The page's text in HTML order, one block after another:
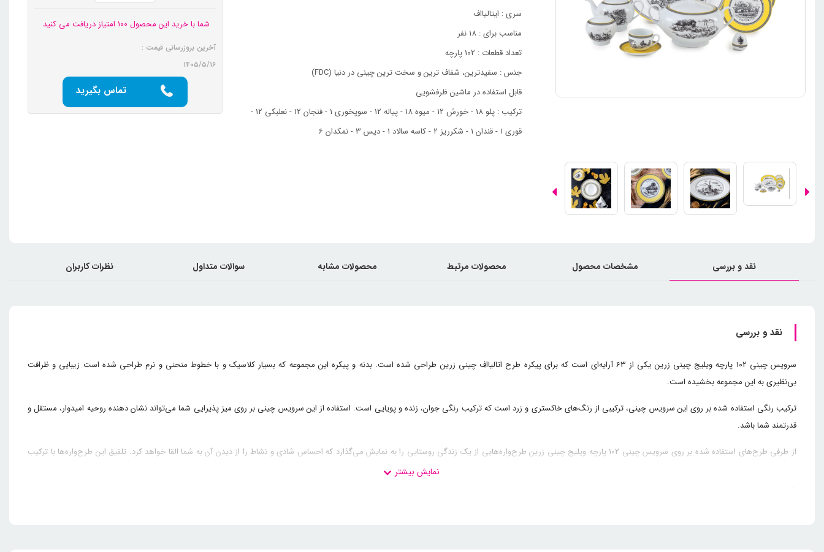
سری : ایتالیااف
مناسب برای : 18 نفر
تعداد قطعات : 102 پارچه
جنس : سفیدترین، شفاف ترین و سخت ترین چینی در دنیا (FDC)
قابل استفاده در ماشین ظرفشویی
ترکیب : پلو 18 - خورش 12 - میوه 18 - پیاله 12 - سوپخوری 1 - فنجان 12 - نعلبکی 12 -
قوری 1 - قندان 1 - شکرریز 2 - کاسه سالاد 1 - دیس 3 - نمکدان 6
شما با خرید این محصول 100 امتیاز دریافت می کنید
آخرین بروزرسانی قیمت :
۱۴۰۵/۵/۱۶
تماس بگیرید
نقد و بررسی مشخصات محصول محصولات مرتبط محصولات مشابه سوالات متداول نظرات کاربران
نقد و بررسی
سرویس چینی 102 پارچه ویلیج چینی زرین یکی از 63 آرایه‌ای است که برای پیکره طرح اتالیاافِ چینی زرین طراحی شده است. بدنه و پیکره این مجموعه که بسیار کلاسیک و با خطوط منحنی و نرم طراحی شده است زیبایی و ظرافت
بی‌نظیری به این مجموعه بخشیده است.
ترکیب رنگی استفاده شده بر روی این سرویس چینی، ترکیبی از رنگ‌های خاکستری و زرد است که ترکیب رنگی جوان، زنده و پویایی است. استفاده از این سرویس چینی بر روی میز پذیرایی شما می‌تواند نشان دهنده روحیه امیدوار، مستقل و
قدرتمند شما باشد.
از طرفی طرح‌های استفاده شده بر روی سرویس چینی 102 پارچه ویلیج چینی زرین طرح‌واره‌هایی از یک زندگی روستایی را به نمایش می‌گذارد که احساس شادی و نشاط را از دیدن آن به شما القا خواهد کرد. تلفیق این طرح‌واره‌ها با ترکیب
رنگی زرد و خاکستری و پیکره کلاسیک این مجموعه، ترکیبی پرنشاط و پویا را به سرویس پذیرایی شما اهدا خواهد کرد. هوم شلف
را تهیه کنند.